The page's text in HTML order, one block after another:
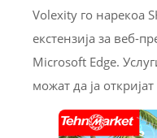
Volexity го нарекоа
екстензија за веб-
Microsoft Edge.
можат да ја